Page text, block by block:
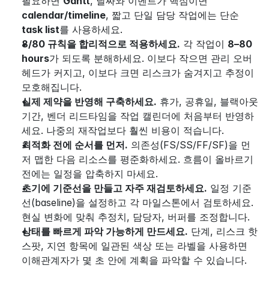
calendar/timeline
task list를 사용하세요.
8/80 규칙을 합리적으로 적용하세요. 각 작업이 8–80
hours가 되도록 분해하세요. 이보다 작으면 관리 오버
헤드가 커지고, 이보다 크면 리스크가 숨겨지고 추정이
모호해집니다.
실제 제약을 반영해 구축하세요. 휴가, 공휴일, 블랙아웃
기간, 벤더 리드타임을 작업 캘린더에 처음부터 반영하
세요. 나중의 재작업보다 훨씬 비용이 적습니다.
최적화 전에 순서를 먼저. 의존성(FS/SS/FF/SF)을 먼
저 맵한 다음 리소스를 평준화하세요. 흐름이 올바르기
전에는 일정을 압축하지 마세요.
초기에 기준선을 만들고 자주 재검토하세요. 일정 기준
선(baseline)을 설정하고 각 마일스톤에서 검토하세요.
현실 변화에 맞춰 추정치, 담당자, 버퍼를 조정합니다.
상태를 빠르게 파악 가능하게 만드세요. 단계, 리스크 핫
스팟, 지연 항목에 일관된 색상 또는 라벨을 사용하면
이해관계자가 몇 초 안에 계획을 파악할 수 있습니다.